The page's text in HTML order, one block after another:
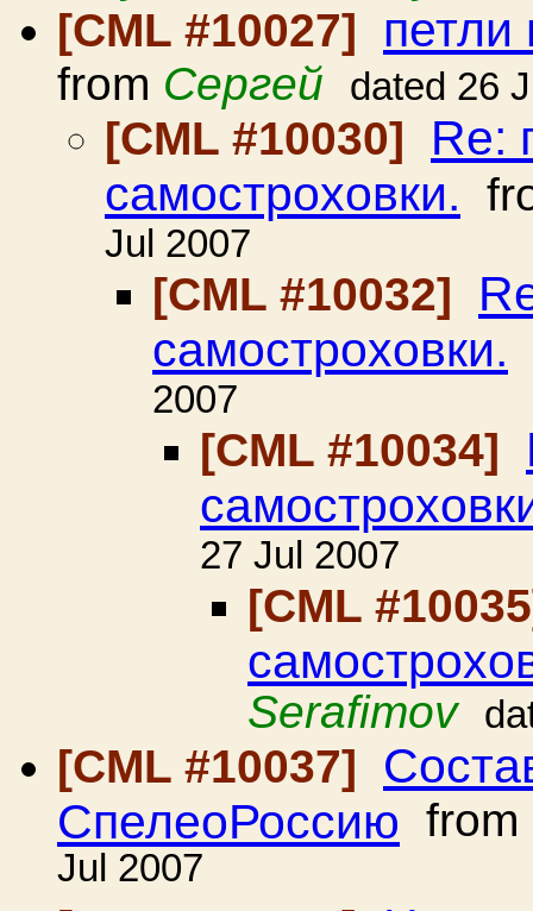
[CML #10027] петли
from Сергей dated 26
[CML #10030]
Re:
самостроховки.
Jul 2007
[CML #10032]
самостроховки.
2007
[CML #10034]
27 Jul 2007
[CML
Serafimov
[CML #10037]
СпелеоРоссию from
Jul 2007